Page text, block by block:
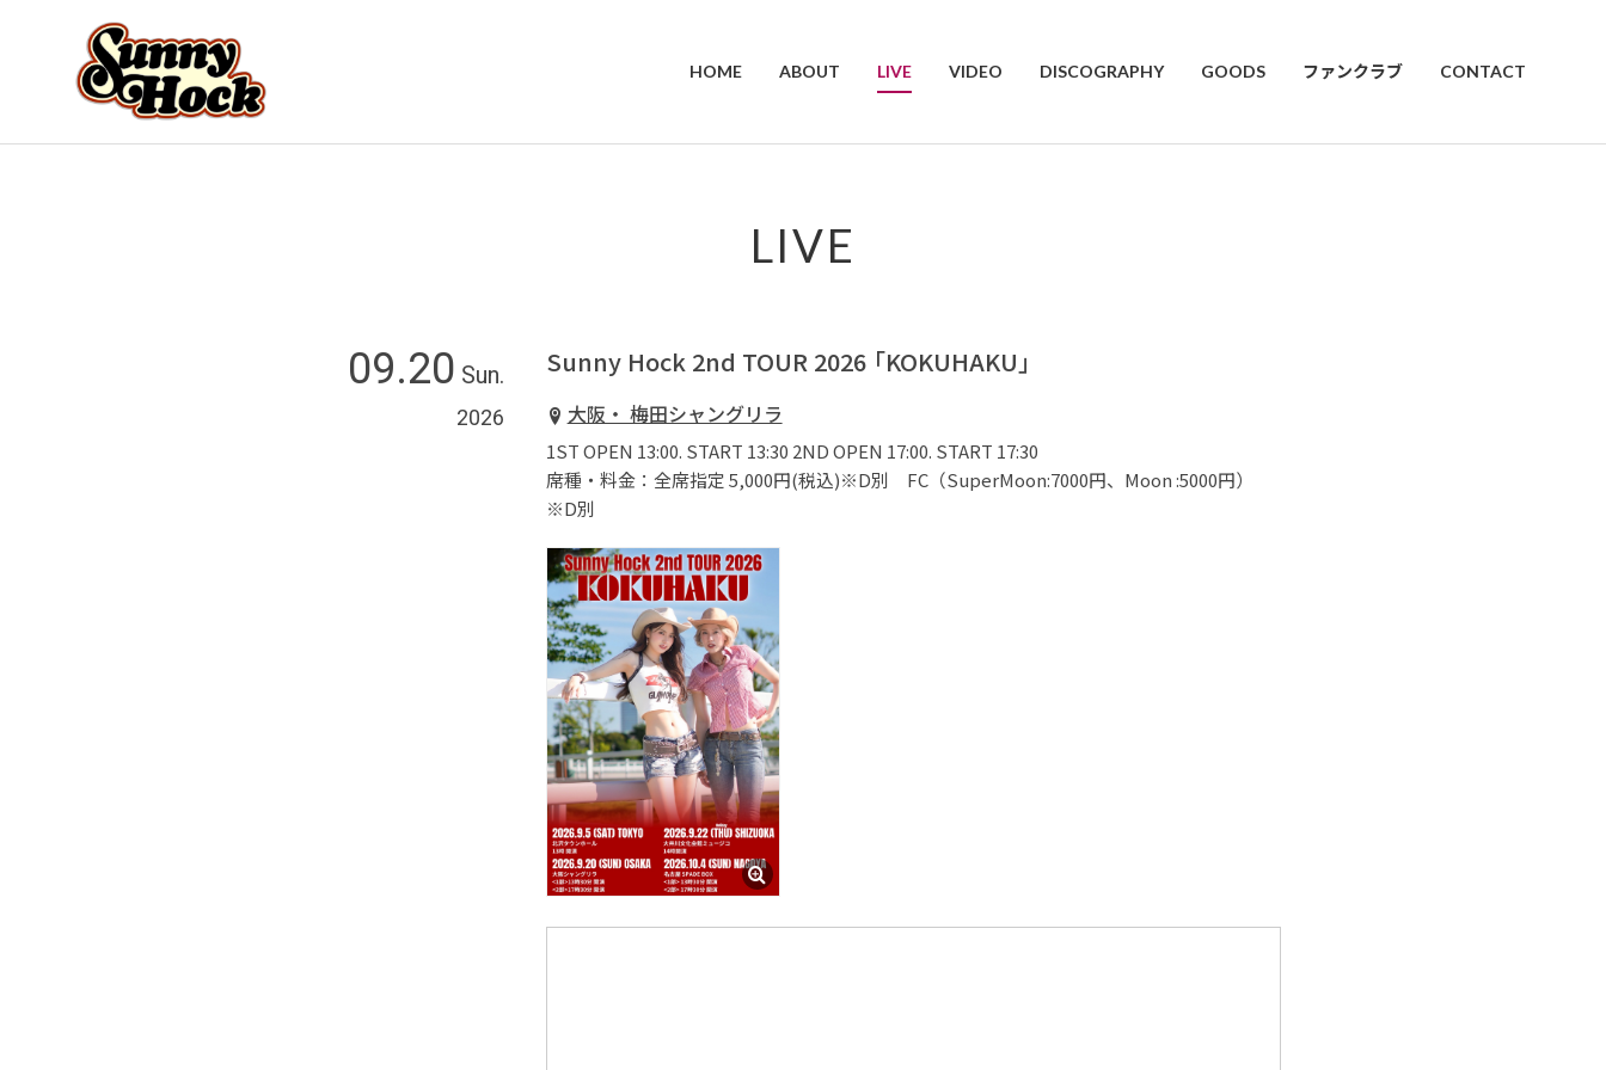
HOME ABOUT LIVE VIDEO DISCOGRAPHY GOODS ファンクラブ CONTACT
LIVE
09.20 Sun.
2026
Sunny Hock 2nd TOUR 2026 「KOKUHAKU」
大阪・ 梅田シャングリラ
1ST OPEN 13:00. START 13:30 2ND OPEN 17:00. START 17:30
席種・料金：全席指定 5,000円(税込)※D別 FC（SuperMoon:7000円、Moon :5000円）
※D別